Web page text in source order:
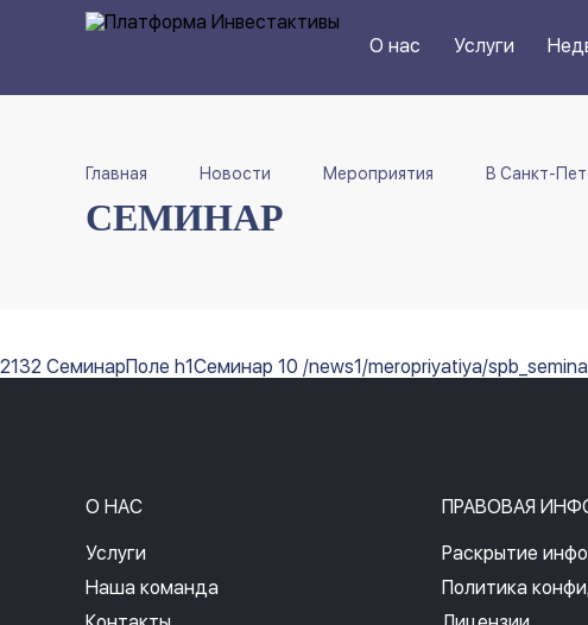
О нас Услуги
Главная Новости Мероприятия В Санкт-
СЕМИНАР
2132 СеминарПоле h1Семинар 10 /news1/meropriyatiya/
О НАС
Услуги
Наша команда
ПРАВОВАЯ
Раскрытие
Политика